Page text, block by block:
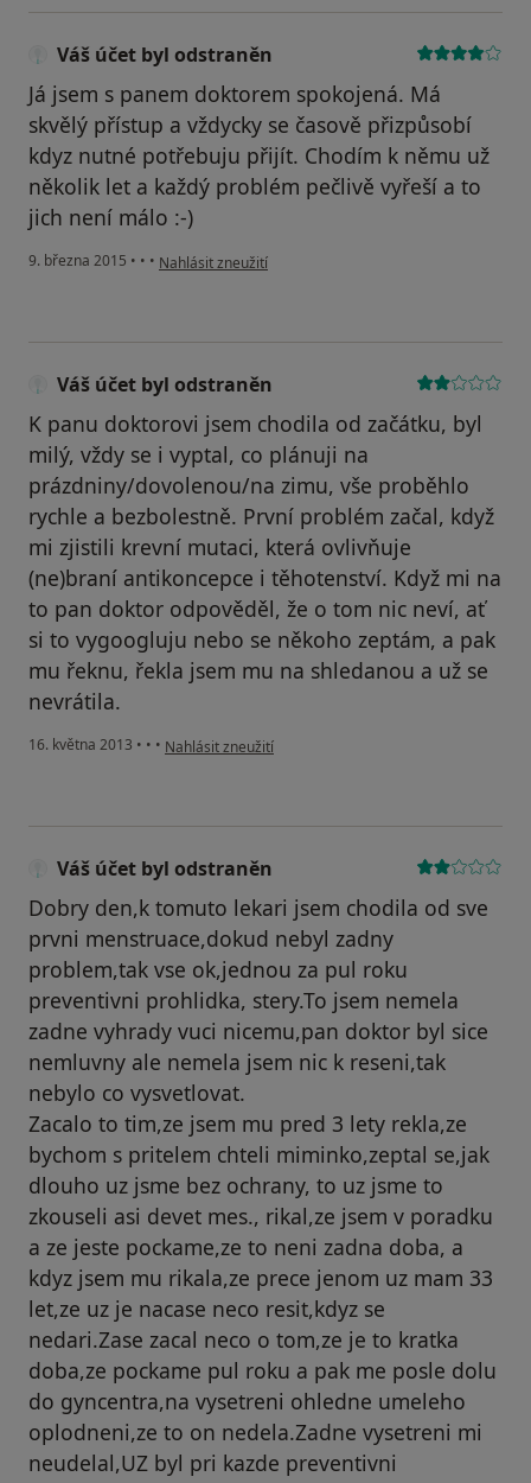
Váš účet byl odstraněn
Já jsem s panem doktorem spokojená. Má
skvělý přístup a vždycky se časově přizpůsobí
kdyz nutné potřebuju přijít. Chodím k němu už
několik let a každý problém pečlivě vyřeší a to
jich není málo :-)
9. března 2015 • • • podle názoru uživatele Váš účet byl odstraněn
Nahlásit zneužití
Váš účet byl odstraněn
K panu doktorovi jsem chodila od začátku, byl
milý, vždy se i vyptal, co plánuji na
prázdniny/dovolenou/na zimu, vše proběhlo
rychle a bezbolestně. První problém začal, když
mi zjistili krevní mutaci, která ovlivňuje
(ne)braní antikoncepce i těhotenství. Když mi na
to pan doktor odpověděl, že o tom nic neví, ať
si to vygoogluju nebo se někoho zeptám, a pak
mu řeknu, řekla jsem mu na shledanou a už se
nevrátila.
16. května 2013 • • • podle názoru uživatele Váš účet byl odstraněn
Nahlásit zneužití
Váš účet byl odstraněn
Dobry den,k tomuto lekari jsem chodila od sve
prvni menstruace,dokud nebyl zadny
problem,tak vse ok,jednou za pul roku
preventivni prohlidka, stery.To jsem nemela
zadne vyhrady vuci nicemu,pan doktor byl sice
nemluvny ale nemela jsem nic k reseni,tak
nebylo co vysvetlovat.
Zacalo to tim,ze jsem mu pred 3 lety rekla,ze
bychom s pritelem chteli miminko,zeptal se,jak
dlouho uz jsme bez ochrany, to uz jsme to
zkouseli asi devet mes., rikal,ze jsem v poradku
a ze jeste pockame,ze to neni zadna doba, a
kdyz jsem mu rikala,ze prece jenom uz mam 33
let,ze uz je nacase neco resit,kdyz se
nedari.Zase zacal neco o tom,ze je to kratka
doba,ze pockame pul roku a pak me posle dolu
do gyncentra,na vysetreni ohledne umeleho
oplodneni,ze to on nedela.Zadne vysetreni mi
neudelal,UZ byl pri kazde preventivni